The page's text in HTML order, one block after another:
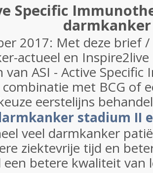
Specific
darmkanker
2017: Met deze brief
actueel en
van ASI - Active
met BCG of
eerstelijns
stadium II
veel darmkanker
ziektevrije tijd en
een betere kwaliteit van